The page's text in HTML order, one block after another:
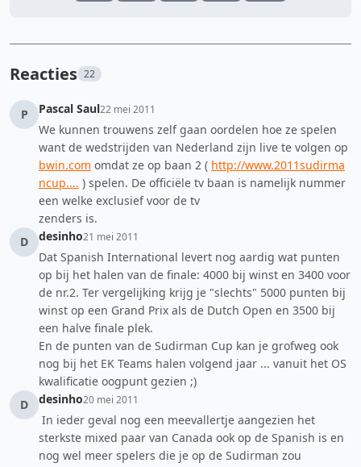
Reacties 22
P Pascal Saul22 mei 2011
We kunnen trouwens zelf gaan oordelen hoe ze spelen
want de wedstrijden van Nederland zijn live te volgen op
bwin.com omdat ze op baan 2 ( http://www.2011sudirma
ncup.... ) spelen. De officiële tv baan is namelijk nummer
een welke exclusief voor de tv
zenders is.
D
desinho21 mei 2011
Dat Spanish International levert nog aardig wat punten
op bij het halen van de finale: 4000 bij winst en 3400 voor
de nr.2. Ter vergelijking krijg je "slechts" 5000 punten bij
winst op een Grand Prix als de Dutch Open en 3500 bij
een halve finale plek.
En de punten van de Sudirman Cup kan je grofweg ook
nog bij het EK Teams halen volgend jaar ... vanuit het OS
kwalificatie oogpunt gezien ;)
D
desinho20 mei 2011
In ieder geval nog een meevallertje aangezien het
sterkste mixed paar van Canada ook op de Spanish is en
nog wel meer spelers die je op de Sudirman zou